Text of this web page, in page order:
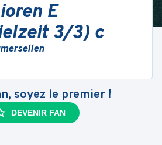
E
3/3) c
soyez le premier !
DEVENIR FAN